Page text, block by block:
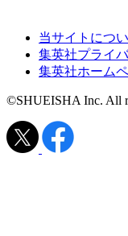
当サイトにつ
集英社プライ
集英社ホーム
©SHUEISHA Inc. All